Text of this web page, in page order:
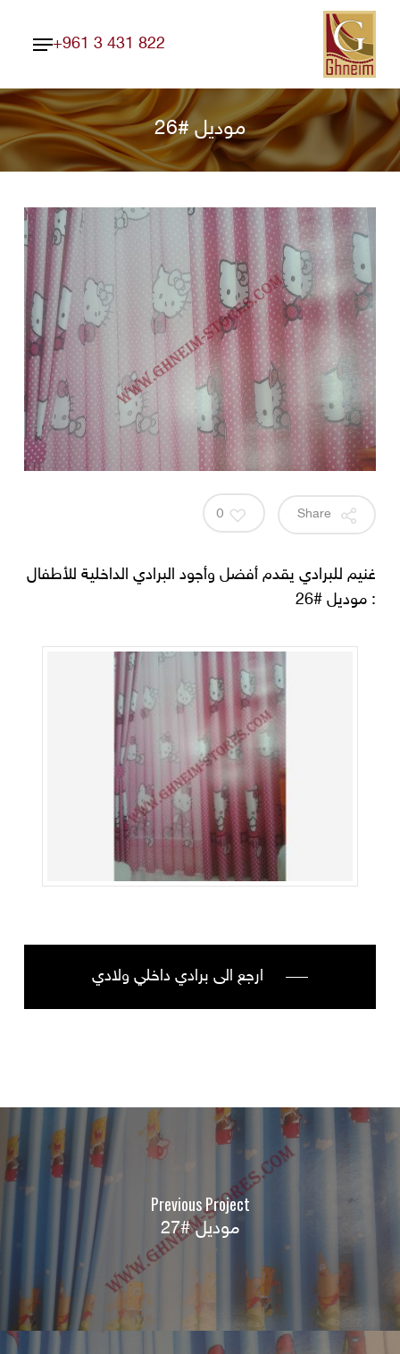
Skip
main
content
+961 3 431 822
Menu
موديل #26
0
غنيم للبرادي يقدم أفضل وأجود البرادي الداخلية للأطفال
: موديل #26
ارجع الى برادي داخلي ولادي
Previous Project
موديل #27
Close
Menu